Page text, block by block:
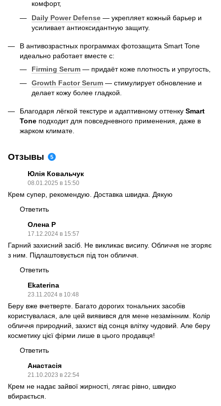
комфорт,
Daily Power Defense — укрепляет кожный барьер и
усиливает антиоксидантную защиту.
В антивозрастных программах фотозащита Smart Tone
идеально работает вместе с:
Firming Serum — придаёт коже плотность и упругость,
Growth Factor Serum — стимулирует обновление и
делает кожу более гладкой.
Благодаря лёгкой текстуре и адаптивному оттенку Smart
Tone подходит для повседневного применения, даже в
жарком климате.
Отзывы 5
Юлія Ковальчук
08.01.2025 в 15:50
Крем супер, рекомендую. Доставка швидка. Дякую
Ответить
Олена Р
17.12.2024 в 15:57
Гарний захисний засіб. Не викликає висипу. Обличчя не згоряє
з ним. Підлаштовується під тон обличчя.
Ответить
Ekaterina
23.11.2024 в 10:48
Беру вже вчетверте. Багато дорогих тональних засобів
користувалася, але цей виявився для мене незамінним. Колір
обличчя природний, захист від сонця влітку чудовий. Але беру
косметику цієї фірми лише в цього продавця!
Ответить
Анастасія
21.10.2023 в 22:54
Крем не надає зайвої жирності, лягає рівно, швидко
вбирається.